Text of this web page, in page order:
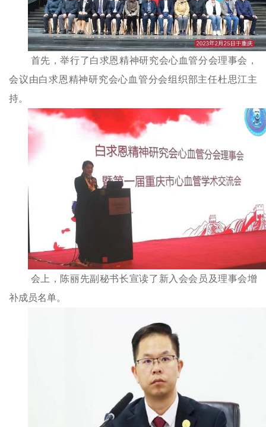
首先，举行了白求恩精神研究会心血管分会理事会，
会议由白求恩精神研究会心血管分会组织部主任杜思江主
持。
会上，陈丽先副秘书长宣读了新入会会员及理事会增
补成员名单。